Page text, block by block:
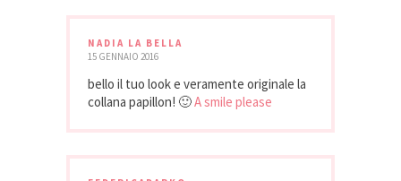
NADIA LA BELLA
15 GENNAIO 2016
bello il tuo look e veramente originale la
collana papillon! 🙂A smile please